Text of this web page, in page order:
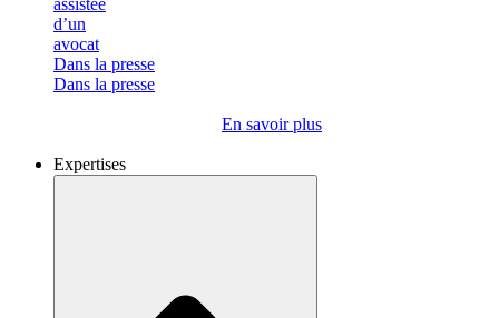
Dans la presse
Dans la presse
En savoir plus
Expertises